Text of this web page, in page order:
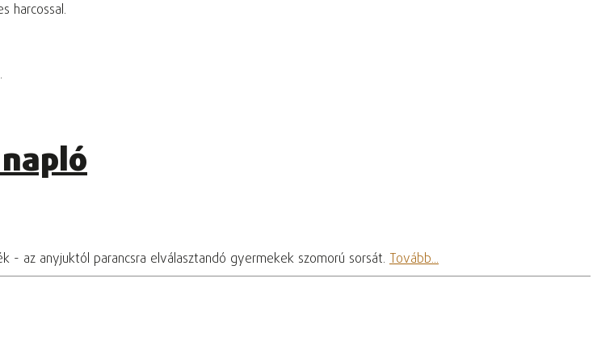
harcossal.
az anyjuktól parancsra elválasztandó gyermekek szomorú sorsát. Tovább...